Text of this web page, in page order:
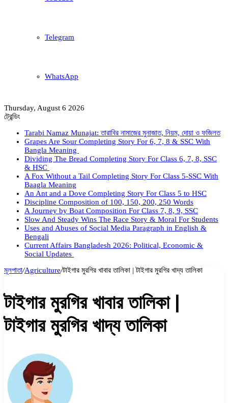
Telegram
WhatsApp
Thursday, August 6 2026
ট্রেন্ডিং
Tarabi Namaz Munajat: তারাবির নামাজের মুনাজাত, নিয়ম, দোয়া ও ফজিলত
Grapes Are Sour Completing Story For 6, 7, 8 & SSC With
Bangla Meaning
Dividing The Bread Completing Story For Class 6, 7, 8, SSC
& HSC
A Fox Without a Tail Completing Story For Class 5-SSC With
Baagla Meaning
An Ant and a Dove Completing Story For Class 5 to HSC
Discipline Composition of 100, 150, 200, 250 Words
A Journey by Boat Composition For Class 7, 8, 9, SSC
Slow And Steady Wins The Race Story & Moral For Students
Uses and Abuses of Social Media Paragraph in English &
Bengali
Current Affairs Bangladesh 2026: Political, Economic &
Social Updates
মূলপাতা/Agriculture/টাইগার মুরগির খাবার তালিকা | টাইগার মুরগির খাদ্য তালিকা
টাইগার মুরগির খাবার তালিকা |
টাইগার মুরগির খাদ্য তালিকা